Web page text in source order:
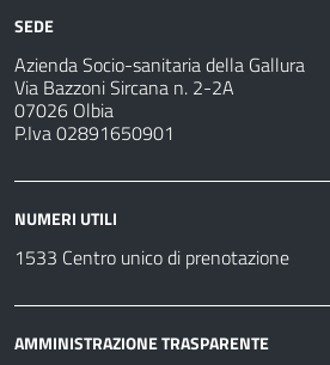
SEDE
Azienda Socio-sanitaria della Gallura
Via Bazzoni Sircana n. 2-2A
07026 Olbia
P.Iva 02891650901
NUMERI UTILI
1533 Centro unico di prenotazione
AMMINISTRAZIONE TRASPARENTE